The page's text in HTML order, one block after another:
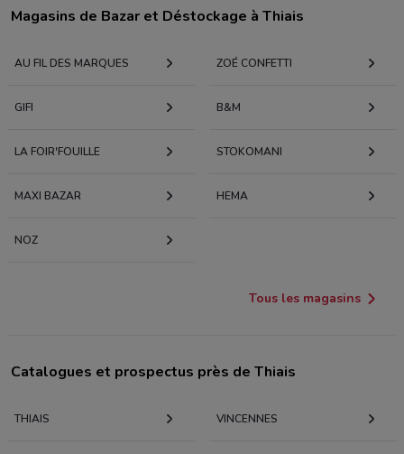
Magasins de Bazar et Déstockage à Thiais
AU FIL DES MARQUES ZOÉ CONFETTI
GIFI B&M
LA FOIR'FOUILLE STOKOMANI
MAXI BAZAR HEMA
NOZ
Tous les magasins
Catalogues et prospectus près de Thiais
THIAIS VINCENNES